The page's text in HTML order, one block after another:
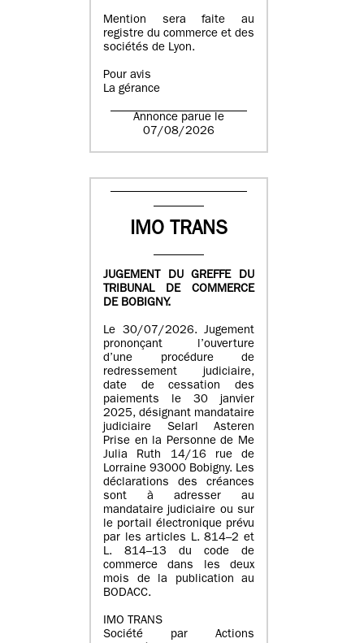
Mention sera faite au
registre du commerce et des
sociétés de Lyon.
Pour avis
La gérance
Annonce parue le
07/08/2026
IMO TRANS
JUGEMENT DU GREFFE DU
TRIBUNAL DE COMMERCE
DE BOBIGNY.
Le 30/07/2026. Jugement
prononçant l’ouverture
d’une procédure de
redressement judiciaire,
date de cessation des
paiements le 30 janvier
2025, désignant mandataire
judiciaire Selarl Asteren
Prise en la Personne de Me
Julia Ruth 14/16 rue de
Lorraine 93000 Bobigny. Les
déclarations des créances
sont à adresser au
mandataire judiciaire ou sur
le portail électronique prévu
par les articles L. 814–2 et
L. 814–13 du code de
commerce dans les deux
mois de la publication au
BODACC.
IMO TRANS
Société par Actions